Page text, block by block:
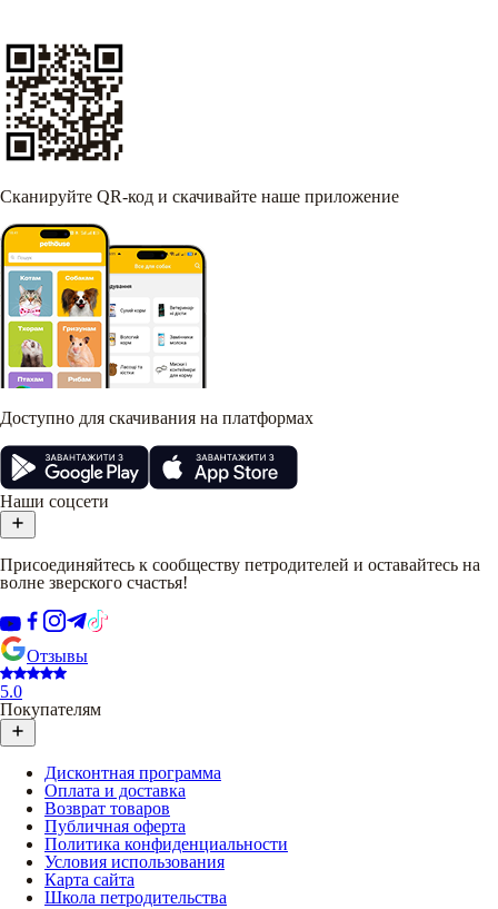
Сканируйте QR-код и скачивайте наше приложение
Доступно для скачивания на платформах
Наши соцсети
Присоединяйтесь к сообществу петродителей и оставайтесь на
волне зверского счастья!
Отзывы
5.0
Покупателям
Дисконтная программа
Оплата и доставка
Возврат товаров
Публичная оферта
Политика конфиденциальности
Условия использования
Карта сайта
Школа петродительства